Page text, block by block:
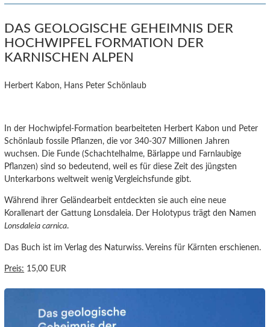
DAS GEOLOGISCHE GEHEIMNIS DER
HOCHWIPFEL FORMATION DER
KARNISCHEN ALPEN
Herbert Kabon, Hans Peter Schönlaub
In der Hochwipfel-Formation bearbeiteten Herbert Kabon und Peter
Schönlaub fossile Pflanzen, die vor 340-307 Millionen Jahren
wuchsen. Die Funde (Schachtelhalme, Bärlappe und Farnlaubige
Pflanzen) sind so bedeutend, weil es für diese Zeit des jüngsten
Unterkarbons weltweit wenig Vergleichsfunde gibt.
Während ihrer Geländearbeit entdeckten sie auch eine neue
Korallenart der Gattung Lonsdaleia. Der Holotypus trägt den Namen
Lonsdaleia carnica.
Das Buch ist im Verlag des Naturwiss. Vereins für Kärnten erschienen.
Preis: 15,00 EUR